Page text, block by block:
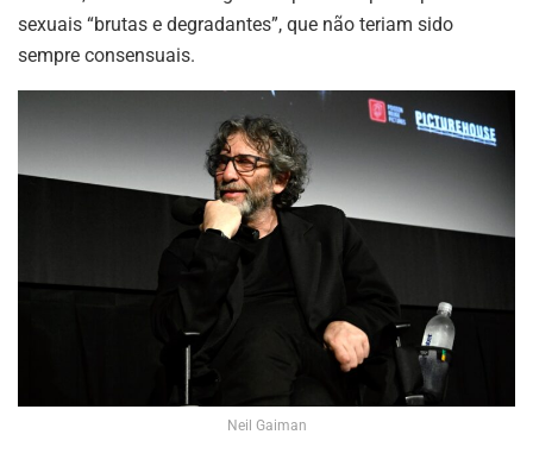
sexuais “brutas e degradantes”, que não teriam sido
sempre consensuais.
Neil Gaiman